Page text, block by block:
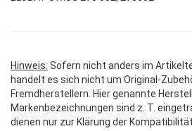
Hinweis: Sofern nicht anders im
handelt es sich nicht um Original-
Fremdherstellern. Hier genannte
Markenbezeichnungen sind z. T.
dienen nur zur Klärung der